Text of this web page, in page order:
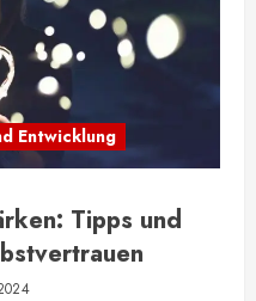
Entwicklung
Tipps und